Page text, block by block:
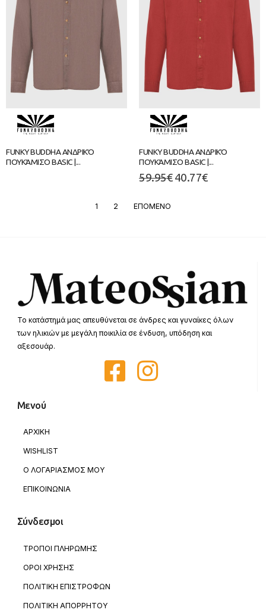
FUNKY BUDDHA ΑΝΔΡΙΚΌ
ΠΟΥΚΆΜΙΣΟ BASIC |...
FUNKY BUDDHA ΑΝΔΡΙΚΌ
ΠΟΥΚΆΜΙΣΟ BASIC |...
59.95€ 40.77€
1 2 ΕΠΟΜΕΝΟ
Το κατάστημά μας απευθύνεται σε άνδρες και γυναίκες όλων
των ηλικιών με μεγάλη ποικιλία σε ένδυση, υπόδηση και
αξεσουάρ.
Μενού
ΑΡΧΙΚΗ
WISHLIST
Ο ΛΟΓΑΡΙΑΣΜΟΣ ΜΟΥ
ΕΠΙΚΟΙΝΩΝΙΑ
Σύνδεσμοι
ΤΡΟΠΟΙ ΠΛΗΡΩΜΗΣ
ΟΡΟΙ ΧΡΗΣΗΣ
ΠΟΛΙΤΙΚΗ ΕΠΙΣΤΡΟΦΩΝ
ΠΟΛΙΤΙΚΗ ΑΠΟΡΡΗΤΟΥ